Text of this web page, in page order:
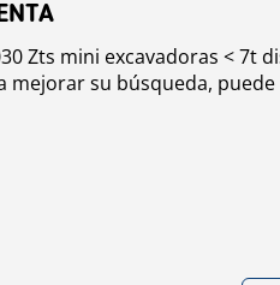
Zts mini excavadoras < 7t
mejorar su búsqueda,